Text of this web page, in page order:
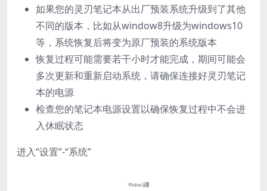
如果您的灵刃笔记本从出厂预装系统升级到了其他
不同的版本，比如从window8升级为windows10
等，系统恢复后将变为原厂预装的系统版本
恢复过程可能需要若干小时才能完成，期间可能会
多次更新和重新启动系统，请确保连接好灵刃笔记
本的电源
检查您的笔记本电源设置以确保恢复过程中不会进
入休眠状态
进入“设置”-“系统”